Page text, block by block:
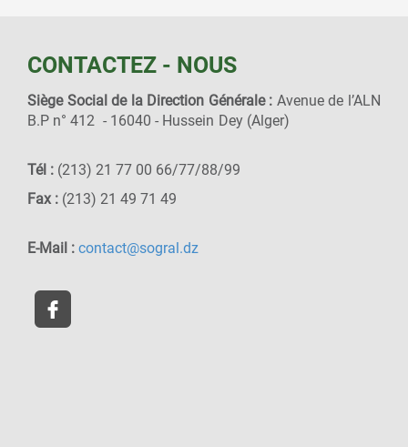
CONTACTEZ - NOUS
Siège Social de la Direction Générale : Avenue de l’ALN
B.P n° 412 - 16040 - Hussein Dey (Alger)
Tél : (213) 21 77 00 66/77/88/99
Fax : (213) 21 49 71 49
E-Mail : contact@sogral.dz